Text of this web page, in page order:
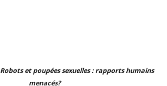
Robots et poupées sexuelles : rapports humains
menacés?